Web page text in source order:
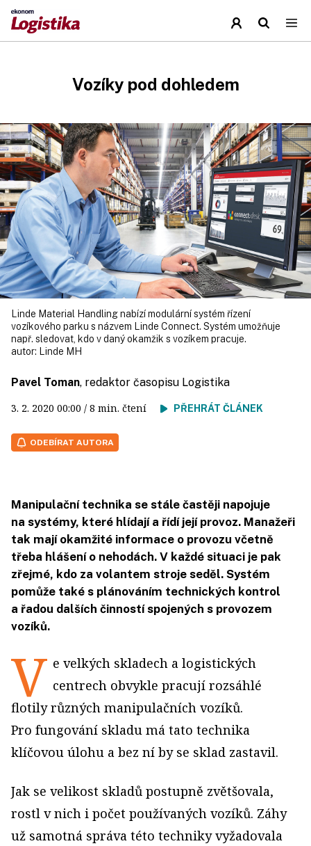
Vozíky pod dohledem
Linde Material Handling nabízí modulární systém řízení
vozíkového parku s názvem Linde Connect. Systém umožňuje
např. sledovat, kdo v daný okamžik s vozíkem pracuje.
autor:
Linde MH
Pavel Toman, redaktor časopisu Logistika
3. 2. 2020 00:00 / 8 min. čtení PŘEHRÁT ČLÁNEK
ODEBÍRAT AUTORA
Manipulační technika se stále častěji napojuje
na systémy, které hlídají a řídí její provoz. Manažeři
tak mají okamžité informace o provozu včetně
třeba hlášení o nehodách. V každé situaci je pak
zřejmé, kdo za volantem stroje seděl. Systém
pomůže také s plánováním technických kontrol
a řadou dalších činností spojených s provozem
vozíků.
V e velkých skladech a logistických
centrech obvykle pracují rozsáhlé
flotily různých manipulačních vozíků.
Pro fungování skladu má tato technika
klíčovou úlohu a bez ní by se sklad zastavil.
Jak se velikost skladů postupně zvětšovala,
rostl v nich i počet používaných vozíků. Záhy
už samotná správa této techniky vyžadovala